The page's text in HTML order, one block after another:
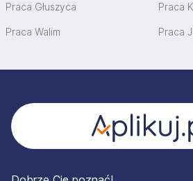
Praca Głuszyca Praca
Praca Walim Praca